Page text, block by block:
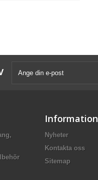
Information
Nyheter
Kontakta oss
Sitemap